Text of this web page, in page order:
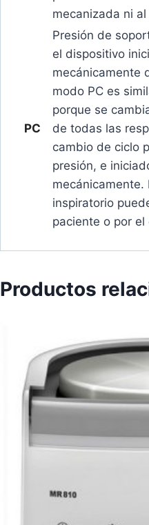
mecanizada ni
PC
Presión de
el dispositivo
mecánicamente
modo PC es
porque se
de todas las
cambio de ciclo
presión, e
inspiratorio
paciente o por el
Productos